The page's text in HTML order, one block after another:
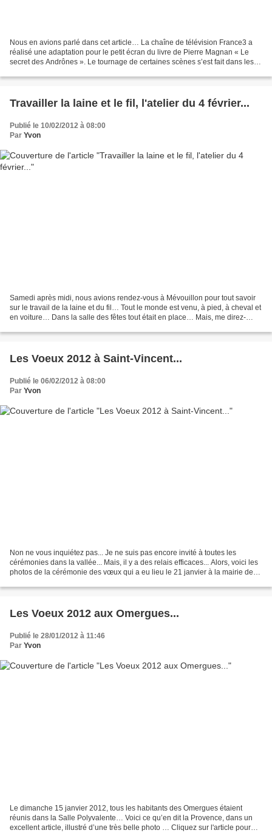
Nous en avions parlé dans cet article… La chaîne de télévision France3 a
réalisé une adaptation pour le petit écran du livre de Pierre Magnan « Le
secret des Andrônes ». Le tournage de certaines scènes s’est fait dans les
Travailler la laine et le fil, l'atelier du 4 février...
Publié le 10/02/2012 à 08:00
Par Yvon
Samedi après midi, nous avions rendez-vous à Mévouillon pour tout savoir
sur le travail de la laine et du fil… Tout le monde est venu, à pied, à cheval et
en voiture… Dans la salle des fêtes tout était en place… Mais, me direz-
Les Voeux 2012 à Saint-Vincent...
Publié le 06/02/2012 à 08:00
Par Yvon
Non ne vous inquiétez pas... Je ne suis pas encore invité à toutes les
cérémonies dans la vallée... Mais, il y a des relais efficaces... Alors, voici les
photos de la cérémonie des vœux qui a eu lieu le 21 janvier à la mairie de
Les Voeux 2012 aux Omergues...
Publié le 28/01/2012 à 11:46
Par Yvon
Le dimanche 15 janvier 2012, tous les habitants des Omergues étaient
réunis dans la Salle Polyvalente… Voici ce qu’en dit la Provence, dans un
excellent article, illustré d’une très belle photo … Cliquez sur l'article pour